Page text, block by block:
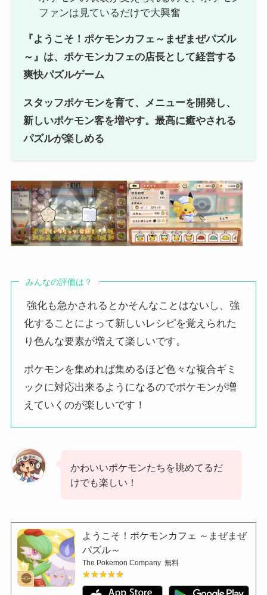
ファンは見ているだけで大興奮
『ようこそ！ポケモンカフェ～まぜまぜパズル
～』は、ポケモンカフェの店長として経営する
爽快パズルゲーム
スタッフポケモンを育て、メニューを開発し、
新しいポケモン客を増やす。最高に癒やされる
パズルが楽しめる
みんなの評価は？
強化も急かされるとかそんなことはないし、強
化することによって新しいレシピを覚えられた
り色んな要素が増えて楽しいです。
ポケモンを集めれば集めるほど色々な複合ギミ
ックに対応出来るようになるのでポケモンが増
えていくのが楽しいです！
かわいいポケモンたちを眺めてるだ
けでも楽しい！
ようこそ！ポケモンカフェ ～まぜまぜ
パズル～
The Pokemon Company 無料
★★★★★
★★★★★